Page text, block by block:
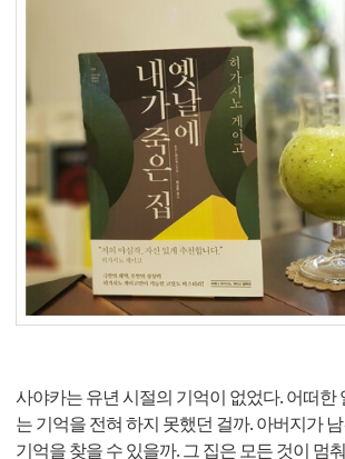
사야카는 유년 시절의 기억이 없었다. 어떠한
는 기억을 전혀 하지 못했던 걸까. 아버지가
기억을 찾을 수 있을까. 그 집은 모든 것이 멈